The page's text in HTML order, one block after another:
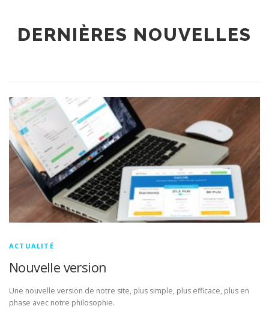
DERNIÈRES NOUVELLES
ACTUALITÉ
Nouvelle version
Une nouvelle version de notre site, plus simple, plus efficace, plus en
phase avec notre philosophie.